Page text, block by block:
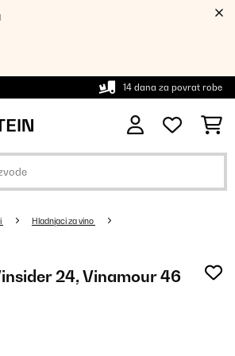
14 dana za povrat robe
Hladnjaci za vino
24, Vinamour 46